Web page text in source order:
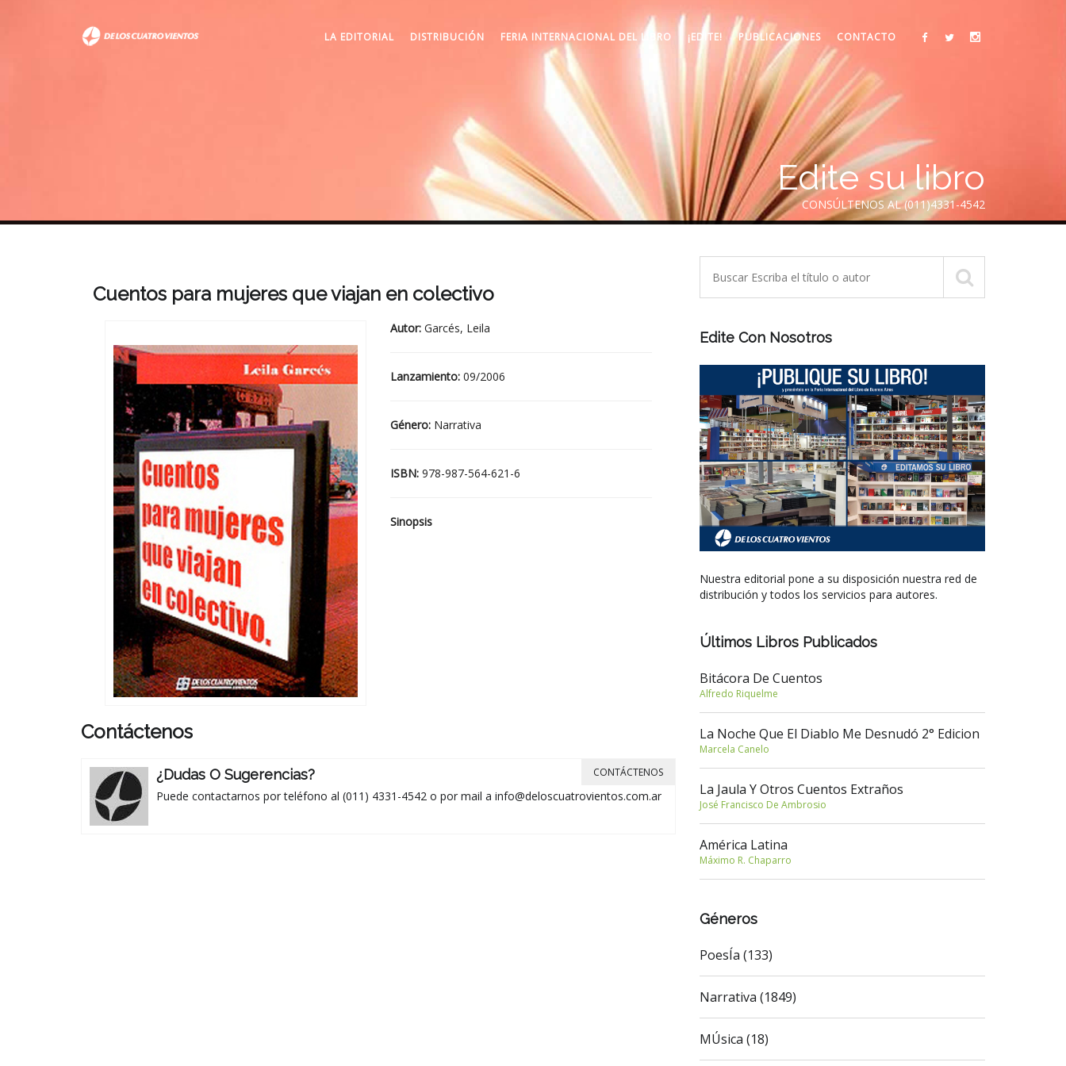
LA EDITORIAL DISTRIBUCIÓN FERIA INTERNACIONAL DEL LIBRO ¡EDITE! PUBLICACIONES CONTACTO
Edite su libro
CONSÚLTENOS AL (011)4331-4542
Cuentos para mujeres que viajan en colectivo
Autor: Garcés, Leila
Lanzamiento: 09/2006
Género: Narrativa
ISBN: 978-987-564-621-6
Sinopsis
Contáctenos
¿Dudas O Sugerencias?
Puede contactarnos por teléfono al (011) 4331-4542 o por mail a info@deloscuatrovientos.com.ar
CONTÁCTENOS
Edite Con Nosotros
Nuestra editorial pone a su disposición nuestra red de
distribución y todos los servicios para autores.
Últimos Libros Publicados
Bitácora De Cuentos
Alfredo Riquelme
La Noche Que El Diablo Me Desnudó 2° Edicion
Marcela Canelo
La Jaula Y Otros Cuentos Extraños
José Francisco De Ambrosio
América Latina
Máximo R. Chaparro
Géneros
PoesÍa (133)
Narrativa (1849)
MÚsica (18)